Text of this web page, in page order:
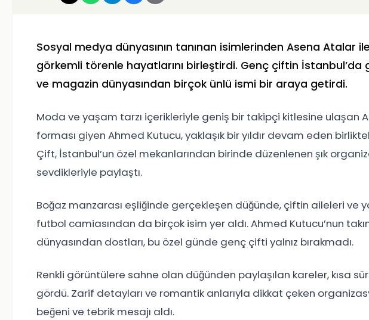
Sosyal medya dünyasının tanınan isimlerinden Asena Atalar ile
görkemli törenle hayatlarını birleştirdi. Genç çiftin
ve magazin dünyasından birçok ünlü ismi bir araya getirdi.
Moda ve yaşam tarzı içerikleriyle geniş bir takipçi kitlesine ulaşan
forması giyen Ahmed Kutucu, yaklaşık bir yıldır devam eden
Çift, İstanbul’un özel mekanlarından birinde düzenlenen şık
sevdikleriyle paylaştı.
Boğaz manzarası eşliğinde gerçekleşen düğünde, çiftin aileleri ve
futbol camiasından da birçok isim yer aldı. Ahmed Kutucu’nun
dünyasından dostları, bu özel günde genç çifti yalnız bırakmadı.
Renkli görüntülere sahne olan düğünden paylaşılan kareler, kısa
gördü. Zarif detayları ve romantik anlarıyla dikkat çeken
beğeni ve tebrik mesajı aldı.